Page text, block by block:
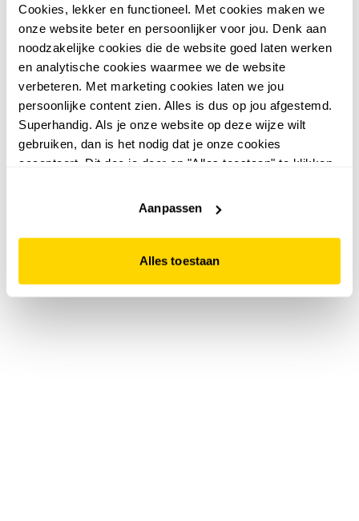
Cookies, lekker en functioneel. Met cookies maken we
onze website beter en persoonlijker voor jou. Denk aan
noodzakelijke cookies die de website goed laten werken
en analytische cookies waarmee we de website
verbeteren. Met marketing cookies laten we jou
persoonlijke content zien. Alles is dus op jou afgestemd.
Superhandig. Als je onze website op deze wijze wilt
gebruiken, dan is het nodig dat je onze cookies
accepteert. Dit doe je door op "Alles toestaan" te klikken.
website niet optimaal functioneert.
Aanpassen
Alles toestaan